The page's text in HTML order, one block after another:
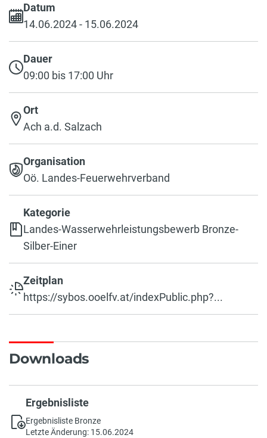
Datum
14.06.2024 - 15.06.2024
Dauer
09:00 bis 17:00 Uhr
Ort
Ach a.d. Salzach
Organisation
Oö. Landes-Feuerwehrverband
Kategorie
Landes-Wasserwehrleistungsbewerb Bronze-
Silber-Einer
Zeitplan
https://sybos.ooelfv.at/indexPublic.php?...
Downloads
Ergebnisliste
Ergebnisliste Bronze
Letzte Änderung: 15.06.2024